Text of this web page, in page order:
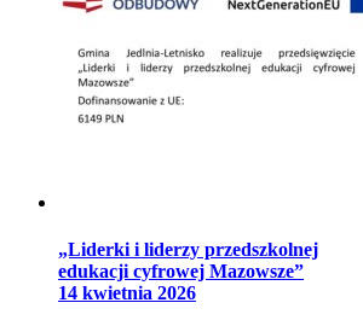
„Liderki i liderzy przedszkolnej
edukacji cyfrowej Mazowsze”
14 kwietnia 2026